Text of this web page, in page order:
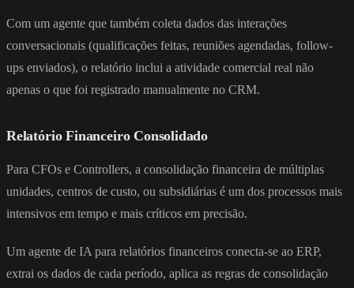
Com um agente que também coleta dados das interações
conversacionais (qualificações feitas, reuniões agendadas, follow-
ups enviados), o relatório inclui a atividade comercial real não
apenas o que foi registrado manualmente no CRM.
Relatório Financeiro Consolidado
Para CFOs e Controllers, a consolidação financeira de múltiplas
unidades, centros de custo, ou subsidiárias é um dos processos mais
intensivos em tempo e mais críticos em precisão.
Um agente de IA para relatórios financeiros conecta-se ao ERP,
extrai os dados de cada período, aplica as regras de consolidação